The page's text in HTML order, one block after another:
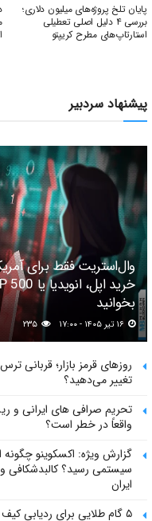
پایان تلخ پروژه‌های میلیون دلاری؛
بررسی ۴ دلیل اصلی تعطیلی
استارتاپ‌های مطرح کریپتو
پیشنهاد سردبیر
وال‌استریت فقط برای
بخوانید
روزهای قرمز بازار؛ قربانی
تغییر می‌دهید؟
تحریم صرافی های ایرانی و
واقعاً در خطر است؟
گزارش ویژه: اکسکوینو چگونه
سیستمی رسید؟ کالبدشکافی
ایران
۵ گام طلایی برای ردیابی